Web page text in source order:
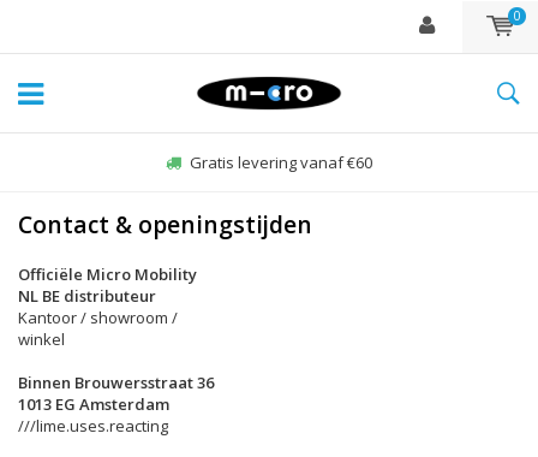
0
Gratis levering vanaf €60
Contact & openingstijden
Officiële Micro Mobility
NL BE distributeur
Kantoor / showroom /
winkel
Binnen Brouwersstraat 36
1013 EG Amsterdam
///lime.uses.reacting